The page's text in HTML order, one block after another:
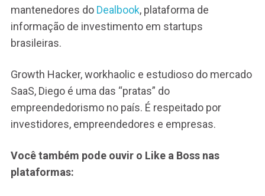
mantenedores do Dealbook, plataforma de
informação de investimento em startups
brasileiras.
Growth Hacker, workhaolic e estudioso do mercado
SaaS, Diego é uma das “pratas” do
empreendedorismo no país. É respeitado por
investidores, empreendedores e empresas.
Você também pode ouvir o Like a Boss nas
plataformas: